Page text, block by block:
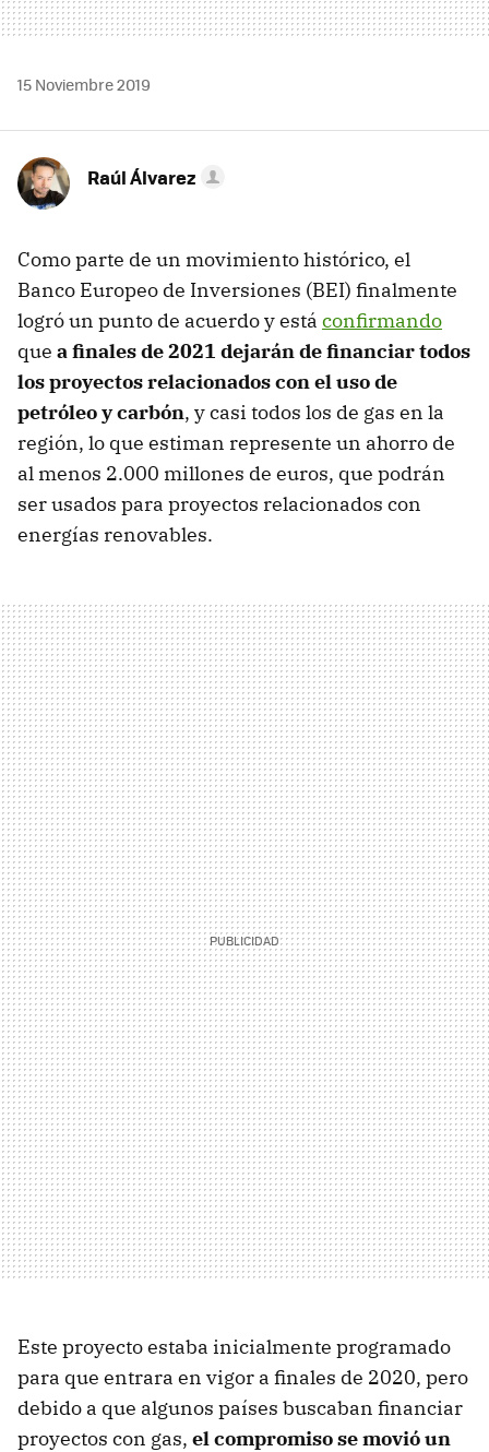
15 Noviembre 2019
Raúl Álvarez
Como parte de un movimiento histórico, el
Banco Europeo de Inversiones (BEI) finalmente
logró un punto de acuerdo y está confirmando
que a finales de 2021 dejarán de financiar todos
los proyectos relacionados con el uso de
petróleo y carbón, y casi todos los de gas en la
región, lo que estiman represente un ahorro de
al menos 2.000 millones de euros, que podrán
ser usados para proyectos relacionados con
energías renovables.
Este proyecto estaba inicialmente programado
para que entrara en vigor a finales de 2020, pero
debido a que algunos países buscaban financiar
proyectos con gas, el compromiso se movió un